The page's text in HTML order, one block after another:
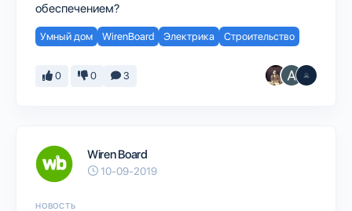
обеспечением?
Умный дом WirenBoard Электрика Строительство
0 0 3
Wiren Board
10-09-2019
НОВОСТЬ